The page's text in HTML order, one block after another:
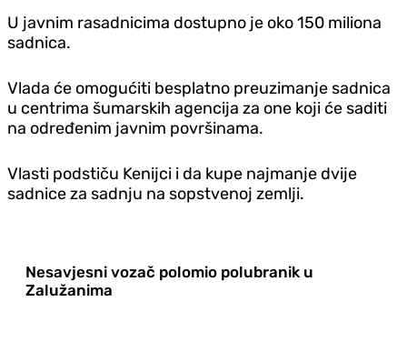
U javnim rasadnicima dostupno je oko 150 miliona
sadnica.
Vlada će omogućiti besplatno preuzimanje sadnica
u centrima šumarskih agencija za one koji će saditi
na određenim javnim površinama.
Vlasti podstiču Kenijci i da kupe najmanje dvije
sadnice za sadnju na sopstvenoj zemlji.
Nesavjesni vozač polomio polubranik u
Zalužanima